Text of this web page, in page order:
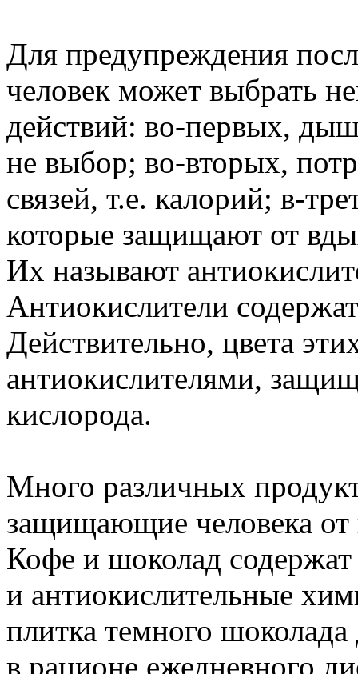
Для предупреждения
человек может выбрать
действий: во-первых,
не выбор; во-вторых,
связей, т.е. калорий; в-
которые защищают от
Их называют
Антиокислители
Действительно, цвета
антиокислителями,
кислорода.
Много различных
защищающие человека от
Кофе и шоколад содержат
и антиокислительные
плитка темного
в рационе ежедневного